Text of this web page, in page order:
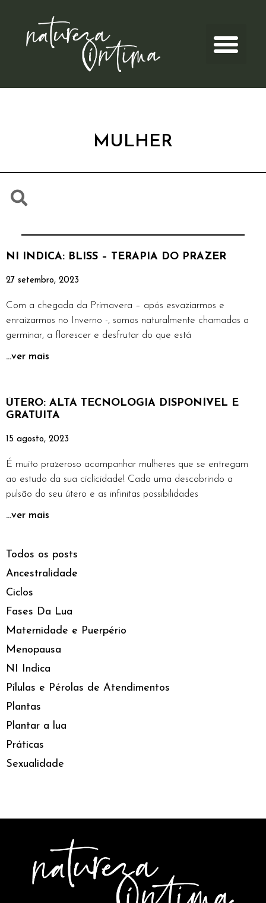
MULHER
NI INDICA: BLISS – TERAPIA DO PRAZER
27 setembro, 2023
Com a chegada da Primavera – após esvaziarmos e
enraizarmos no Inverno -, somos naturalmente chamadas a
germinar, a florescer e desfrutar do que está
...ver mais
ÚTERO: ALTA TECNOLOGIA DISPONÍVEL E
GRATUITA
15 agosto, 2023
É muito prazeroso acompanhar mulheres que se entregam
ao estudo da sua ciclicidade! Cada uma descobrindo a
pulsão do seu útero e as infinitas possibilidades
...ver mais
Todos os posts
Ancestralidade
Ciclos
Fases Da Lua
Maternidade e Puerpério
Menopausa
NI Indica
Pílulas e Pérolas de Atendimentos
Plantas
Plantar a lua
Práticas
Sexualidade